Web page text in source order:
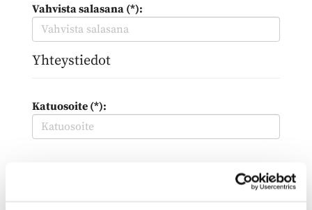
Vahvista salasana (*):
Yhteystiedot
Katuosoite (*):